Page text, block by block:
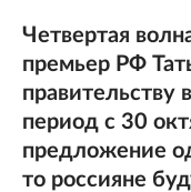
Четвертая
премьер РФ
правительству
период с 30
предложение
то россияне